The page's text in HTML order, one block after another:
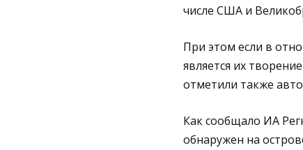
числе США и
При этом если в
является их
отметили также
Как сообщало ИА
обнаружен на